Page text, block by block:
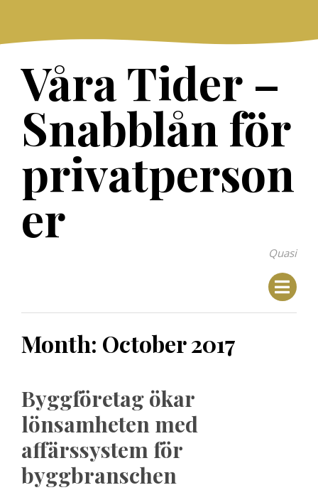
content
Våra Tider –
Snabblån för
privatperson
er
Quasi
Month: October 2017
Byggföretag ökar
lönsamheten med
affärssystem för
byggbranschen